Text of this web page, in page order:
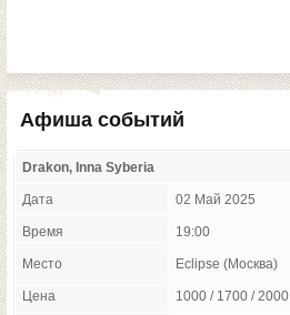
Афиша событий
Drakon, Inna Syberia
Дата 02 Май 2025
Время 19:00
Место Eclipse (Москва)
Цена 1000 / 1700 / 2000